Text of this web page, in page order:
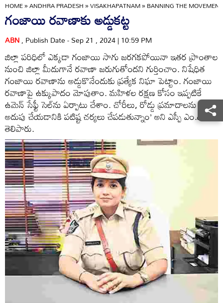
HOME»ANDHRA PRADESH»VISAKHAPATNAM»BANNING THE
గంజాయి రవాణాకు అడ్డుకట్ట
ABN, Publish Date - Sep 21 , 2024 | 10:59 PM
జిల్లా పరిధిలో ఎక్కడా గంజాయి సాగు జరగకపోయినా ఇతర ప్రాంతాల
నుంచి జిల్లా మీదుగానే రవాణా జరుగుతోందని గుర్తించాం. నిషేధిత
గంజాయి రవాణాను అడ్డుకొనేందుకు ప్రత్యేక నిఘా పెట్టాం. గంజాయి
రవాణాపై ఉక్కుపాదం మోపుతాం. మహిళల రక్షణ కోసం ఇప్పటికే
ఉమెన్‌ సేఫ్టీ సెల్‌ను ఏర్పాటు చేశాం. చోరీలు, రోడ్డు ప్రమాదాలను
అదుపు చేయడానికి పటిష్ట చర్యలు చేపడుతున్నాం’ అని ఎస్పీ ఎం.దీపిక
తెలిపారు.